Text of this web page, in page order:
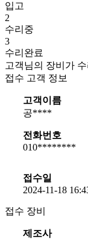
입고
2
수리중
3
수리완료
고객님의 장비가
접수 고객 정보
고객이름
공****
전화번호
010********
접수일
2024-11-18
접수 장비
제조사